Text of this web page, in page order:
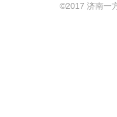
©2017 济南一